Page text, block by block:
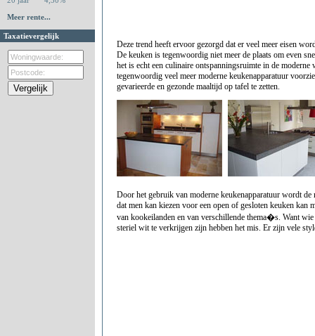
Meer rente...
Taxatievergelijk
Deze trend heeft ervoor gezorgd dat er veel meer eisen
De keuken is tegenwoordig niet meer de plaats om even
het is echt een culinaire ontspanningsruimte in de
tegenwoordig veel meer moderne keukenapparatuur
gevarieerde en gezonde maaltijd op tafel te zetten.
Door het gebruik van moderne keukenapparatuur wordt
dat men kan kiezen voor een open of gesloten keuken kan
van kookeilanden en van verschillende thema�s. Want
steriel wit te verkrijgen zijn hebben het mis. Er zijn vele